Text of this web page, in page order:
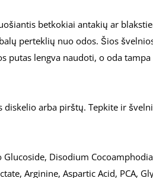
betkokiai antakių ar
perteklių nuo odos. Šios
putas lengva naudoti, o oda
arba pirštų. Tepkite ir
Disodium
Arginine, Aspartic Acid, PCA,